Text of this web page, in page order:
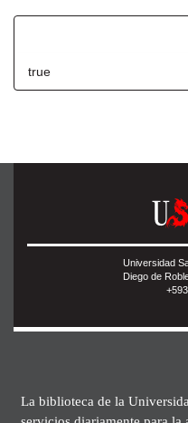
true
Universidad
Diego de
La biblioteca de la